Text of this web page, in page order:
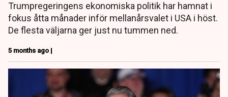
Trumpregeringens ekonomiska politik har hamnat i
fokus åtta månader inför mellanårsvalet i USA i höst.
De flesta väljarna ger just nu tummen ned.
5 months ago |